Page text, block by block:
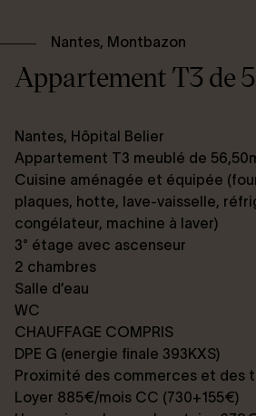
Nantes, Montbazon
Appartement T3 de
Nantes, Hôpital Belier
Appartement T3 meublé de
Cuisine aménagée et équipée
plaques, hotte, lave-vaisselle,
congélateur, machine à laver)
3° étage avec ascenseur
2 chambres
Salle d’eau
WC
CHAUFFAGE COMPRIS
DPE G (energie finale 393KXS)
Proximité des commerces et des
Loyer 885€/mois CC (730+155€)